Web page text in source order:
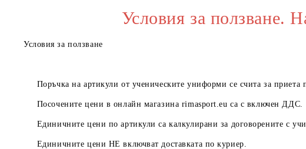
Условия за ползване.
Условия за ползване
Поръчка на артикули от ученическите униформи се счита за приета
Посочените цени в онлайн магазина rimasport.eu са с включен ДДС.
Единичните цени по артикули са калкулирани за договорените с
Единичните цени НЕвключват доставката по куриер.